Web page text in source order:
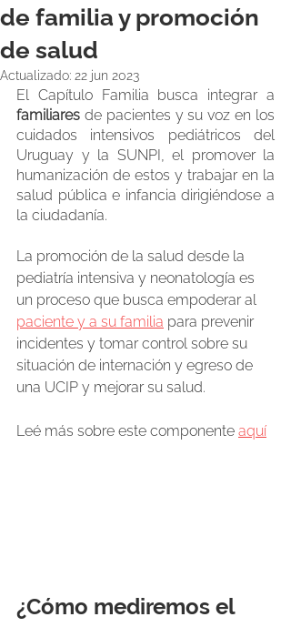
de familia y promoción
de salud
Actualizado: 22 jun 2023
familiares de pacientes y su voz en los
cuidados intensivos pediátricos del
Uruguay y la SUNPI, el promover la
humanización de estos y trabajar en la
salud pública e infancia dirigiéndose a
la ciudadanía.
La promoción de la salud desde la
pediatría intensiva y neonatología es
un proceso que busca empoderar al
paciente y a su familia para prevenir
incidentes y tomar control sobre su
situación de internación y egreso de
una UCIP y mejorar su salud.
Leé más sobre este componente aquí
¿Cómo mediremos el